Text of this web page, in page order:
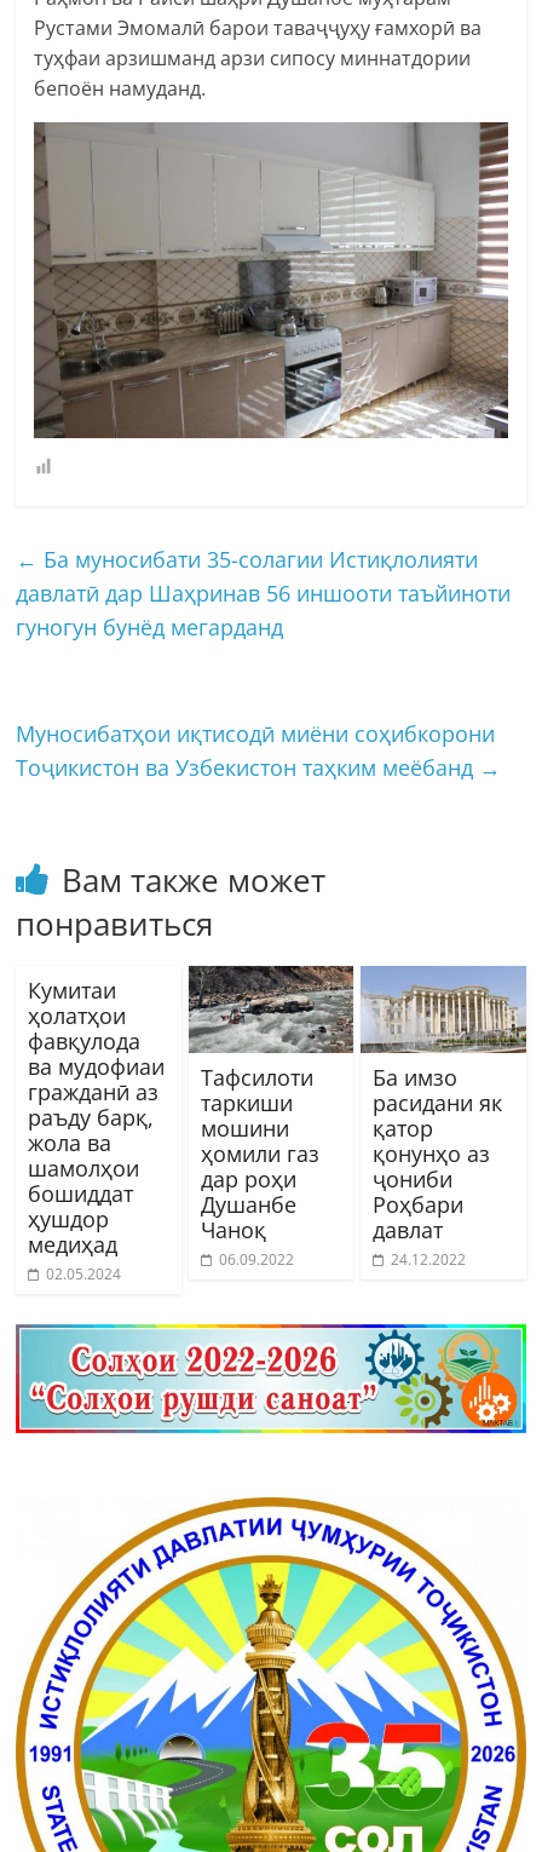
Рустами Эмомалӣ барои таваҷҷуҳу ғамхорӣ ва
туҳфаи арзишманд арзи сипосу миннатдории
бепоён намуданд.
← Ба муносибати 35-солагии Истиқлолияти
давлатӣ дар Шаҳринав 56 иншооти таъйиноти
гуногун бунёд мегарданд
Муносибатҳои иқтисодӣ миёни соҳибкорони
Тоҷикистон ва Узбекистон таҳким меёбанд →
Вам также может
понравиться
Кумитаи
ҳолатҳои
фавқулода
ва мудофиаи
гражданӣ аз
раъду барқ,
жола ва
шамолҳои
бошиддат
ҳушдор
медиҳад
02.05.2024
Тафсилоти
таркиши
мошини
ҳомили газ
дар роҳи
Душанбе
Чаноқ
06.09.2022
Ба имзо
расидани як
қатор
қонунҳо аз
ҷониби
Роҳбари
давлат
24.12.2022